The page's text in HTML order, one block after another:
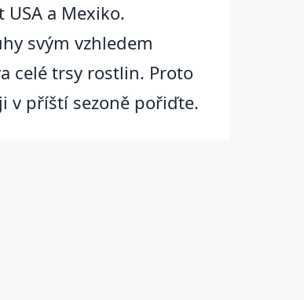
a Mexiko.
svým vzhledem
celé trsy rostlin. Proto
v příští sezoně pořiďte.